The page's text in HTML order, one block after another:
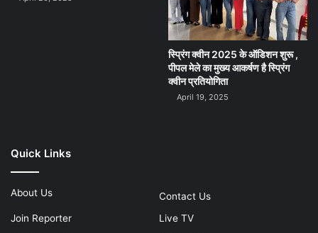
स्प्रिंग क्वीन 2025 के ऑडिशन शुरू ,
पीपल मेले का मुख्य आकर्षण है स्प्रिंग
क्वीन प्रतियोगिता
April 19, 2025
Quick Links
About Us
Contact Us
Join Reporter
Live TV